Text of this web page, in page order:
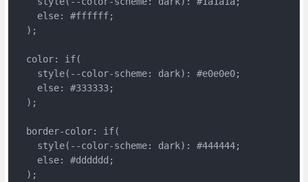
    else: #ffffff;
  );
  color: if(
    style(--color-scheme: dark): #e0e0e0;
    else: #333333;
  );
  border-color: if(
    style(--color-scheme: dark): #444444;
    else: #dddddd;
  );